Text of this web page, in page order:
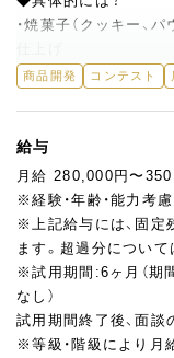
・焼菓子（クッキー、
・生菓子の製造・デコ
・製造に必要な原料の
・清掃や道具のメンテ
製造業務に加え、ア
す。
生産計画の策定といっ
理などのマネジメント
アトリエ長は現在、米
い素材や技術への挑
商品開発 コンテスト
給与
月給 280,000円〜
※経験・年齢・能力考
※上記給与には、固定
ます。超過分について
※試用期間:6ヶ月（期
なし）
試用期間終了後、面談
※等級・階級により月